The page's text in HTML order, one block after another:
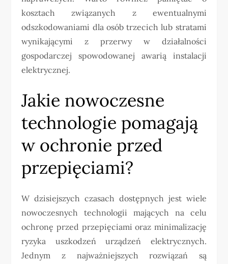
kosztach związanych z ewentualnymi
odszkodowaniami dla osób trzecich lub stratami
wynikającymi z przerwy w działalności
gospodarczej spowodowanej awarią instalacji
elektrycznej.
Jakie nowoczesne
technologie pomagają
w ochronie przed
przepięciami?
W dzisiejszych czasach dostępnych jest wiele
nowoczesnych technologii mających na celu
ochronę przed przepięciami oraz minimalizację
ryzyka uszkodzeń urządzeń elektrycznych.
Jednym z najważniejszych rozwiązań są